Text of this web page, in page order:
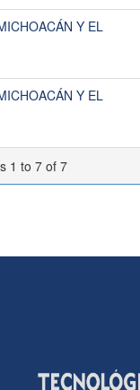
Y EL
Y EL
1 to 7 of 7